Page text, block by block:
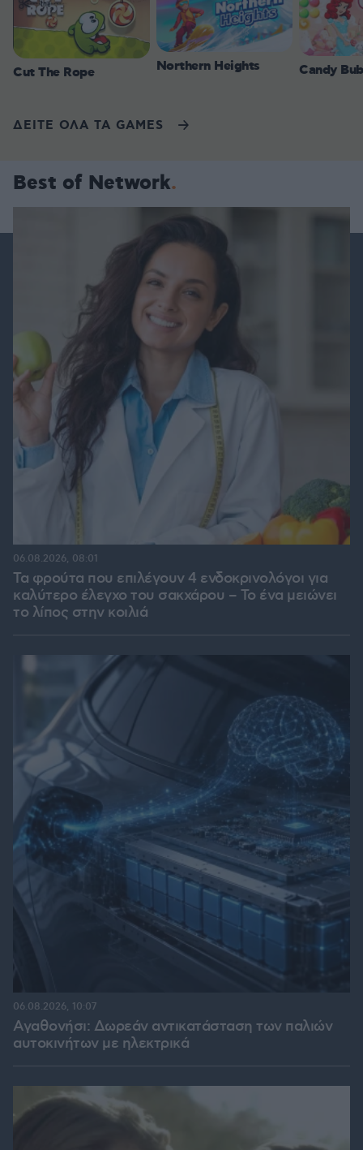
Cut The Rope Northern Heights Candy
ΔΕΙΤΕ ΟΛΑ ΤΑ GAMES
Best of Network
Τα φρούτα που επιλέγουν 4 ενδοκρινολόγοι για
καλύτερο έλεγχο του σακχάρου – Το ένα μειώνει
το λίπος στην κοιλιά
06.08.2026, 08:01
Αγαθονήσι: Δωρεάν αντικατάσταση των παλιών
αυτοκινήτων με ηλεκτρικά
06.08.2026, 10:07